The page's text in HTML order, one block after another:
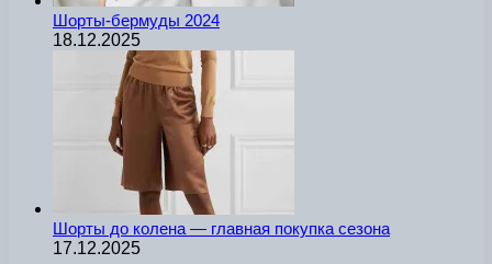
Шорты-бермуды 2024
18.12.2025
Шорты до колена — главная покупка сезона
17.12.2025